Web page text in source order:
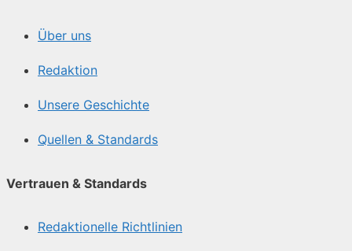
Über uns
Redaktion
Unsere Geschichte
Quellen & Standards
Vertrauen & Standards
Redaktionelle Richtlinien